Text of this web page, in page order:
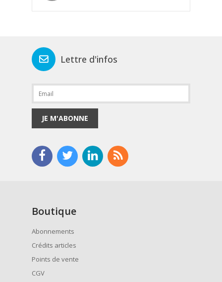
Lettre d'infos
JE M'ABONNE
Boutique
Abonnements
Crédits articles
Points de vente
CGV